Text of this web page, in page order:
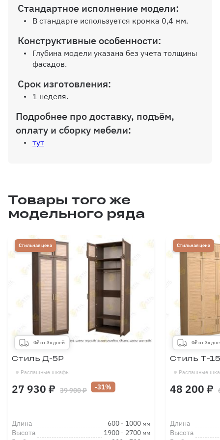
Дополнительная вертикальная
перегородка
Петля с доводчиком
Стандартное исполнение модели:
В стандарте используется кромка 0,4 мм.
Конструктивные особенности:
Глубина модели указана без учета толщины
фасадов.
Срок изготовления:
1 неделя.
Подробнее про доставку, подъём,
оплату и сборку мебели:
тут
Товары того же
модельного ряда
Стильная цена
0₽ от 3х дней
Распашные шкафы
Стиль Д-5Р
27 930 ₽ 39 900 ₽ -31%
Длина 600 - 1000 мм
Высота 1900 - 2700 мм
Стильная цена
0₽ от 3х
Распашные
Стиль Т-
48 200 ₽
Длина
Высота